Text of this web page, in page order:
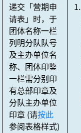
递交「营期申
请表」时，于
团体名称一栏
列明分队队号
及主办单位名
称、团体印鉴
一栏需分别印
有总部印章及
分队主办单位
印章 (请按此
参阅表格样式)